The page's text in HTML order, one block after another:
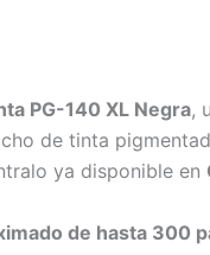
PG-140 XL Negra,
de tinta
ya disponible en
de hasta 300